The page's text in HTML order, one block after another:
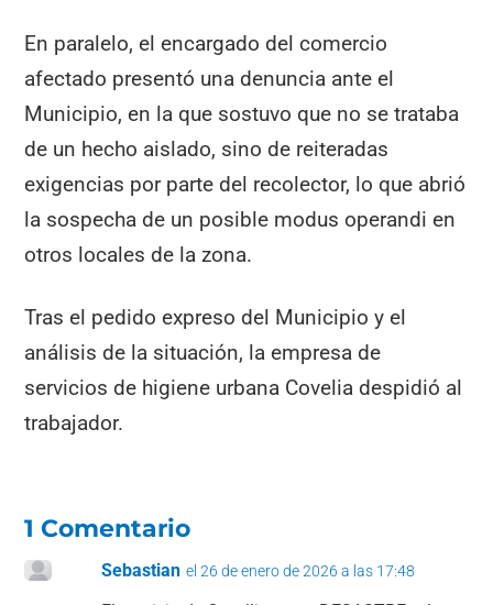
En paralelo, el encargado del comercio
afectado presentó una denuncia ante el
Municipio, en la que sostuvo que no se trataba
de un hecho aislado, sino de reiteradas
exigencias por parte del recolector, lo que abrió
la sospecha de un posible modus operandi en
otros locales de la zona.
Tras el pedido expreso del Municipio y el
análisis de la situación, la empresa de
servicios de higiene urbana Covelia despidió al
trabajador.
1 Comentario
Sebastian el 26 de enero de 2026 a las 17:48